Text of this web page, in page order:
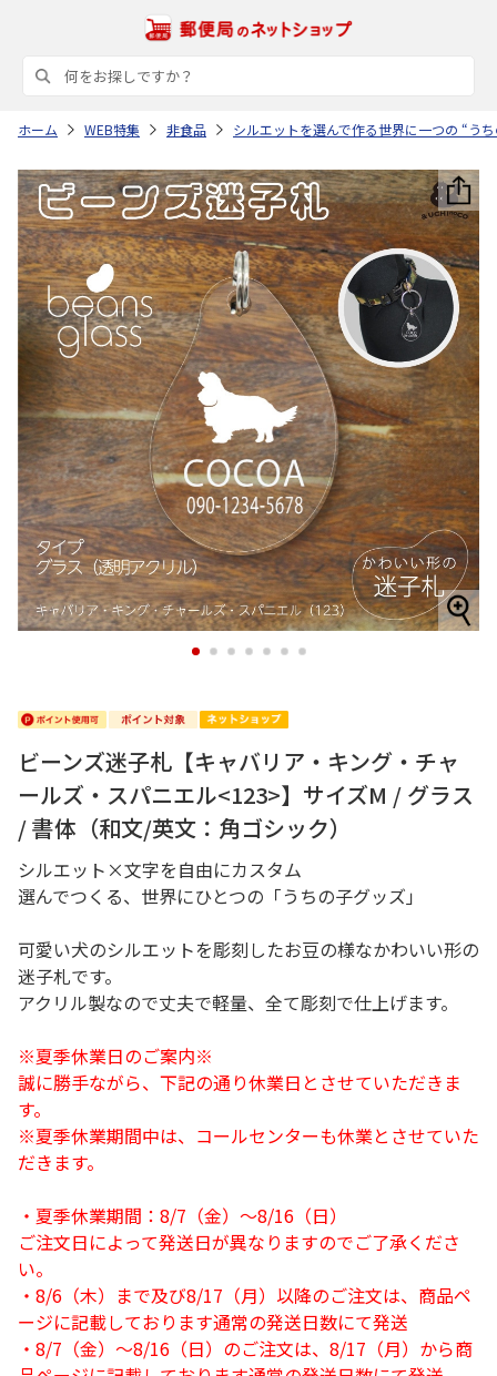
ホーム WEB特集 非食品 シルエットを選んで作る世界に一つの “う
1 2 3 4 5 6 7
ビーンズ迷子札【キャバリア・キング・チャ
ールズ・スパニエル<123>】サイズM / グラス
/ 書体（和文/英文：角ゴシック）
シルエット×文字を自由にカスタム
選んでつくる、世界にひとつの「うちの子グッズ」
可愛い犬のシルエットを彫刻したお豆の様なかわいい形の
迷子札です。
アクリル製なので丈夫で軽量、全て彫刻で仕上げます。
※夏季休業日のご案内※
誠に勝手ながら、下記の通り休業日とさせていただきま
す。
※夏季休業期間中は、コールセンターも休業とさせていた
だきます。
・夏季休業期間：8/7（金）～8/16（日）
ご注文日によって発送日が異なりますのでご了承くださ
い。
・8/6（木）まで及び8/17（月）以降のご注文は、商品ペ
ージに記載しております通常の発送日数にて発送
・8/7（金）～8/16（日）のご注文は、8/17（月）から商